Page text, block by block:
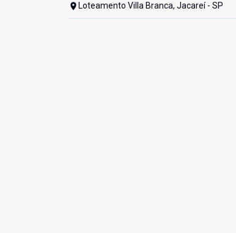
Loteamento Villa Branca, Jacareí - SP